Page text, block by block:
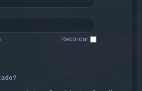
Recordar